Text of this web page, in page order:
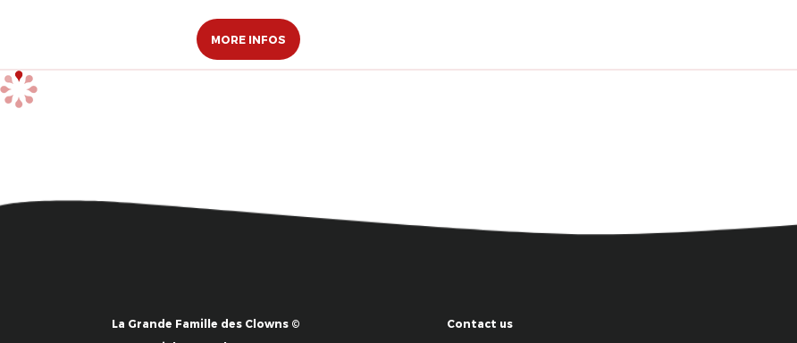
MORE INFOS
La Grande Famille des Clowns ©
Contact us